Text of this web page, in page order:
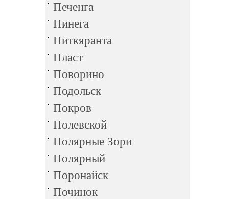
Печенга
Пинега
Питкяранта
Пласт
Поворино
Подольск
Покров
Полевской
Полярные Зори
Полярный
Поронайск
Починок